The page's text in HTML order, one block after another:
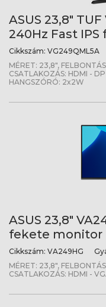
ASUS 23,8"
240Hz Fast
Cikkszám: VG249QML5A
MÉRET: 23,8",
CSATLAKOZÁS: HDMI -
HANGSZÓRÓ: 2x2W
ASUS 23,8"
fekete monitor
Cikkszám: VA249HG
MÉRET: 23,8",
CSATLAKOZÁS: HDMI -